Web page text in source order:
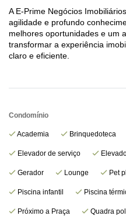
A E-Prime Negócios
agilidade e profundo
melhores oportunidades e um
transformar a experiência
claro e eficiente.
Condomínio
Academia Brinquedoteca
Elevador de serviço
Gerador Lounge Pet
Piscina infantil Piscina
Próximo a Praça Quadra